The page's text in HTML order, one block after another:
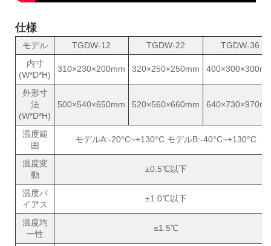
仕様
モデル TGDW-12 TGDW-22
TGDW-36
内寸
(W*D*H)
310×230×200mm 320×250×250mm
外形寸
法
(W*D*H)
500×540×650mm 520×560×660mm
温度範
囲
モデルA:-20°C~+130°C モデルB:-40°C~+130°C
温度変
動
±0.5℃以下
温度バ
イアス
±1.0℃以下
温度均
一性
≤1.5℃